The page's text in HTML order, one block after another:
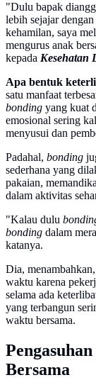
"Dulu bapak
lebih sejajar
kehamilan, saya
mengurus anak
kepada Kesehatan
Apa bentuk
satu manfaat
bonding yang kuat
emosional sering
menyusui dan
Padahal, bonding
sederhana yang
pakaian,
dalam aktivitas
"Kalau dulu
bonding dalam
katanya.
Dia,
waktu karena
selama ada
yang terbangun
waktu bersama.
Bersama